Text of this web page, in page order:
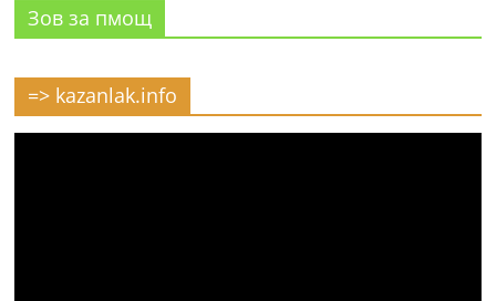
Зов за пмощ
=> kazanlak.info